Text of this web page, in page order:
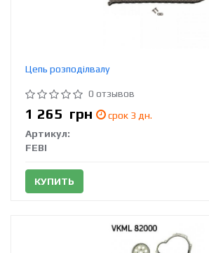
Цепь розподілвалу
0 отзывов
1 265 грн
срок 3 дн.
Артикул:
FEBI
КУПИТЬ